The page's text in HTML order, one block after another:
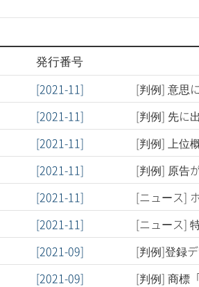
発行番号
[2021-11] [判例] 意思
[2021-11] [判例] 先に
[2021-11] [判例] 上位
[2021-11] [判例] 原告
[2021-11] [ニュース]
[2021-11] [ニュース]
[2021-09] [判例]登録
[2021-09] [判例] 商標